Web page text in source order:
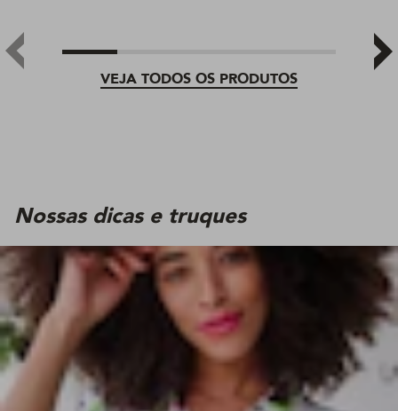
VEJA TODOS OS PRODUTOS
Nossas dicas e truques